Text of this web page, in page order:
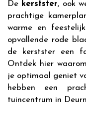
De kerstster, ook
prachtige
warme en
opvallende rode
de kerstster een
Ontdek hier
je optimaal geniet
hebben een
tuincentrum in